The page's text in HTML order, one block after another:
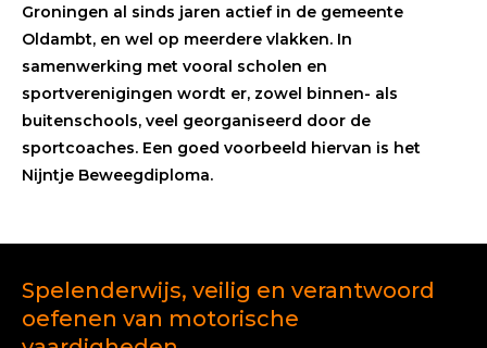
Groningen al sinds jaren actief in de gemeente
Oldambt, en wel op meerdere vlakken. In
samenwerking met vooral scholen en
sportverenigingen wordt er, zowel binnen- als
buitenschools, veel georganiseerd door de
sportcoaches. Een goed voorbeeld hiervan is het
Nijntje Beweegdiploma.
Spelenderwijs, veilig en verantwoord
oefenen van motorische